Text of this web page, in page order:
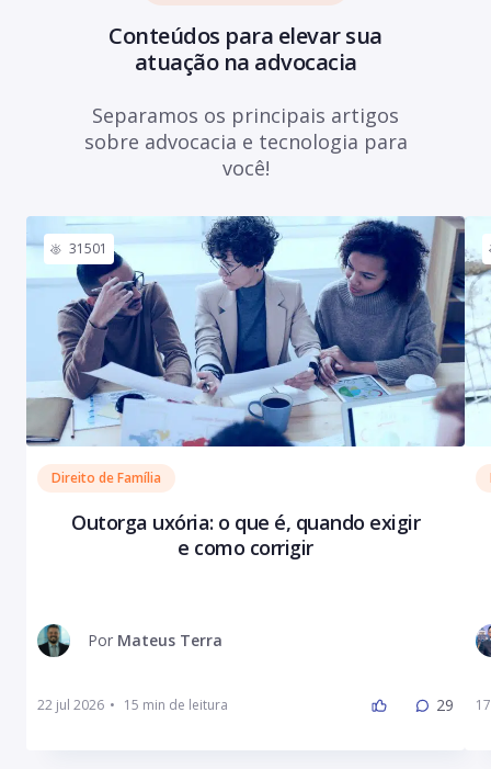
Conteúdos para elevar sua
atuação na advocacia
Separamos os principais artigos
sobre advocacia e tecnologia para
você!
31501
Direito de Família
Outorga uxória: o que é, quando exigir
e como corrigir
Por Mateus Terra
22 jul 2026 • 29